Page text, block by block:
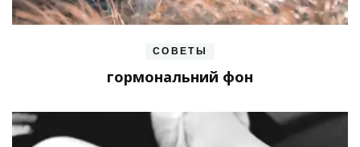
СОВЕТЫ
гормональний фон